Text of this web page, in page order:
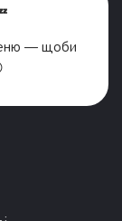
— щоби